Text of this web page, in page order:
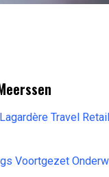
Travel Retail
Voortgezet